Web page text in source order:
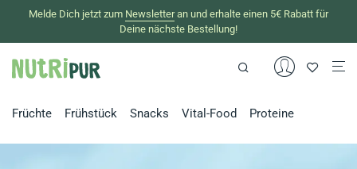
Melde Dich jetzt zum Newsletteran und erhalte einen 5€ Rabatt für
Deine nächste Bestellung!
Früchte Frühstück Snacks Vital-Food Proteine